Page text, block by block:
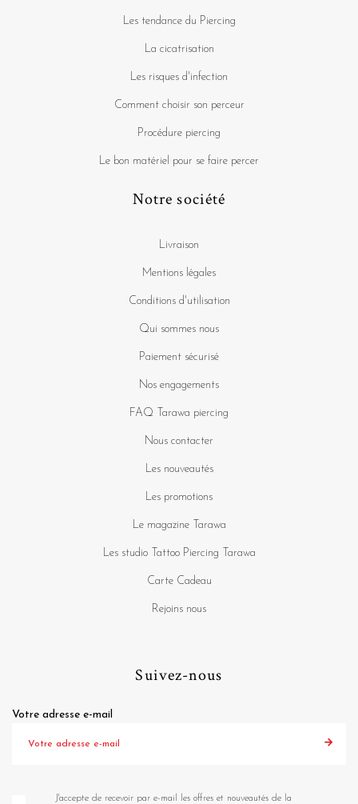
Les tendance du Piercing
La cicatrisation
Les risques d'infection
Comment choisir son perceur
Procédure piercing
Le bon matériel pour se faire percer
Notre société
Livraison
Mentions légales
Conditions d'utilisation
Qui sommes nous
Paiement sécurisé
Nos engagements
FAQ Tarawa piercing
Nous contacter
Les nouveautés
Les promotions
Le magazine Tarawa
Les studio Tattoo Piercing Tarawa
Carte Cadeau
Rejoins nous
Suivez-nous
Votre adresse e-mail
J'accepte de recevoir par e-mail les offres et nouveautés de la